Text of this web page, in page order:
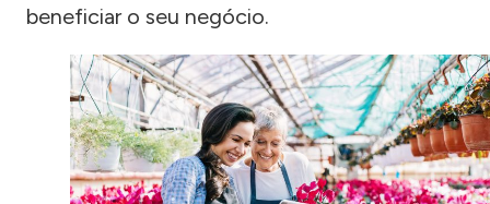
beneficiar o seu negócio.